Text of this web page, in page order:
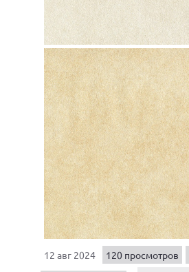
12 авг 2024 120 просмотров